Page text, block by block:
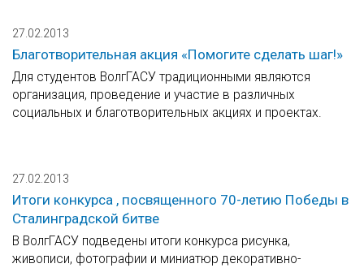
27.02.2013
Благотворительная акция «Помогите сделать шаг!»
Для студентов ВолгГАСУ традиционными являются
организация, проведение и участие в различных
социальных и благотворительных акциях и проектах.
27.02.2013
Итоги конкурса , посвященного 70-летию Победы в
Сталинградской битве
В ВолгГАСУ подведены итоги конкурса рисунка,
живописи, фотографии и миниатюр декоративно-